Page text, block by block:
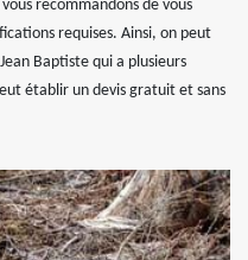
recommandons de vous
requises. Ainsi, on peut
Baptiste qui a plusieurs
établir un devis gratuit et sans